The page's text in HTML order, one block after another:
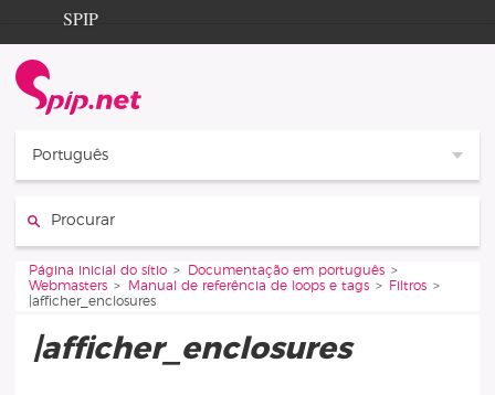
Aller au contenu
Aller à la navigation
SPIP
Documentation
Contribution
Português
Vous êtes ici :
Página inicial do sítio
Documentação em português
Webmasters
Manual de referência de loops e tags
Filtros
|afficher_enclosures
|afficher_enclosures